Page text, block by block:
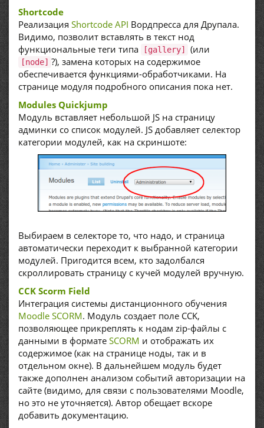
Shortcode
Реализация Shortcode API Вордпресса для Друпала.
Видимо, позволит вставлять в текст нод
функциональные теги типа
[gallery] (или
[node] ?), замена которых на содержимое
обеспечивается функциями-обработчиками. На
странице модуля подробного описания пока нет.
Modules Quickjump
Модуль вставляет небольшой JS на страницу
админки со список модулей. JS добавляет селектор
категории модулей, как на скриншоте:
Выбираем в селекторе то, что надо, и страница
автоматически переходит к выбранной категории
модулей. Пригодится всем, кто задолбался
скроллировать страницу с кучей модулей вручную.
CCK Scorm Field
Интеграция системы дистанционного обучения
Moodle SCORM. Модуль создает поле CCK,
позволяющее прикреплять к нодам zip-файлы с
данными в формате SCORM и отображать их
содержимое (как на странице ноды, так и в
отдельном окне). В дальнейшем модуль будет
также дополнен анализом событий авторизации на
сайте (видимо, для связи с пользователями Moodle,
но это не уточняется). Автор обещает вскоре
добавить документацию.